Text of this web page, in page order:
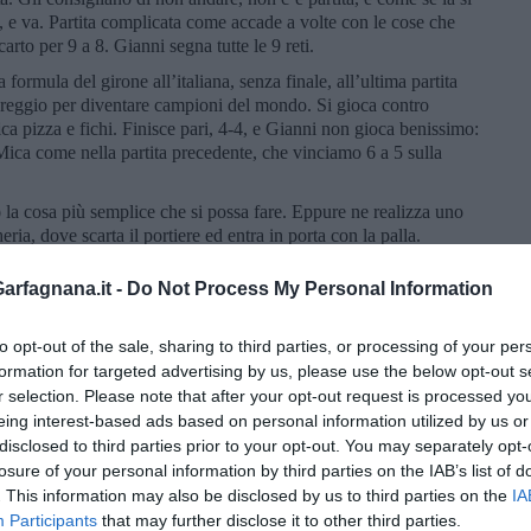
- Do Not Process My Personal Information
opt-out of the sale, sharing to third parties, or processing of your
for targeted advertising by us, please use the below opt-out
selection. Please note that after your opt-out request is processed
interest-based ads based on personal information utilized by us
to third parties prior to your opt-out. You may separately
of your personal information by third parties on the IAB’s list of
This information may also be disclosed by us to third parties on the
Participants that may further disclose it to other third parties.
va. Partita complicata come accade a volte con le cose che
per 9 a 8. Gianni segna tutte le 9 reti.
del girone all’italiana, senza finale, all’ultima partita
per diventare campioni del mondo. Si gioca contro
pizza e fichi. Finisce pari, 4-4, e Gianni non gioca benissimo:
come nella partita precedente, che vinciamo 6 a 5 sulla
cosa più semplice che si possa fare. Eppure ne realizza uno
dove scarta il portiere ed entra in porta con la palla.
poteva pensare ad un “Agnello di Dio” per quello che
sull’agnello dovute ad una corpulenza che a volte esagerava
anni, va in trasferta con la squadra composta da vecchie lenze
bon ton non era proprio il tratto distintivo dell’ambiente. A
solo con la bella stagione, non c’erano le piscina coperte
due partite per weekend, una il sabato ed una la domenica.
e locande da due lire, dopo la partita si gira per la città
non c’era lo smartphone col navigatore per orientarsi,
il mitico Enzo Zabberoni, si rompe di stare a cercare e infila